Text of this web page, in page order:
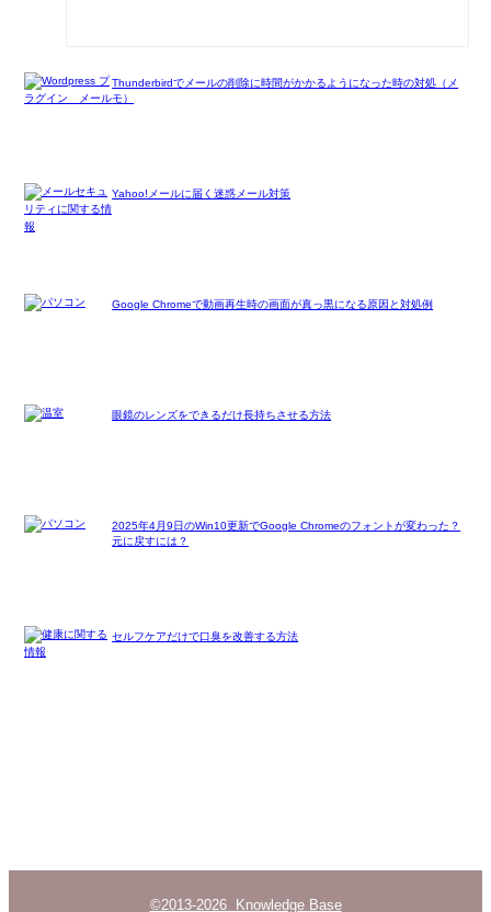
Thunderbirdでメールの削除に時間がかかるようになった時の対処（メ
モ）
Yahoo!メールに届く迷惑メール対策
Google Chromeで動画再生時の画面が真っ黒になる原因と対処例
眼鏡のレンズをできるだけ長持ちさせる方法
2025年4月9日のWin10更新でGoogle Chromeのフォントが変わった？
元に戻すには？
セルフケアだけで口臭を改善する方法
©2013-2026 Knowledge Base